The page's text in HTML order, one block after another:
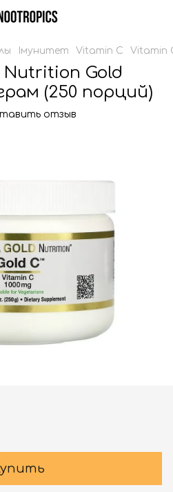
Імунитет Vitamin C Vitamin
Nutrition Gold
(250 порций)
отзыв